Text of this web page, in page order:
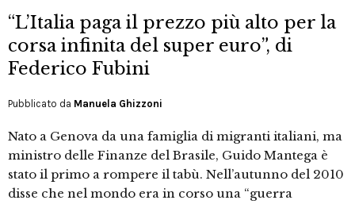
“L’Italia paga il prezzo più alto per la
corsa infinita del super euro”, di
Federico Fubini
Pubblicato da Manuela Ghizzoni
Nato a Genova da una famiglia di migranti italiani, ma
ministro delle Finanze del Brasile, Guido Mantega è
stato il primo a rompere il tabù. Nell’autunno del 2010
disse che nel mondo era in corso una “guerra